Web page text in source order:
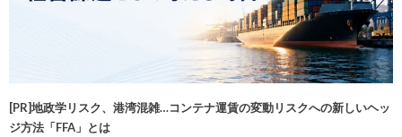
[PR]地政学リスク、港湾混雑…コンテナ運賃の変動リスクへの新しいヘッ
ジ方法「FFA」とは